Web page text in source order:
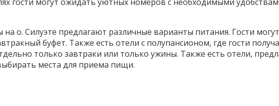
о. Силуэте предлагают различные варианты питания. Гости
буфет. Также есть отели с полупансионом, где гости
только завтраки или только ужины. Также есть отели,
места для приема пищи.